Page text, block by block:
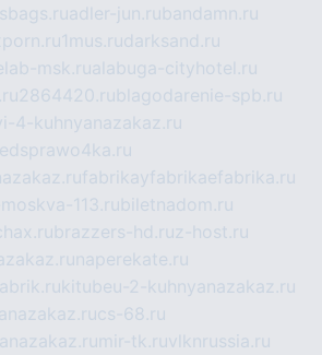
adler-jun.rubandamn.ru
1mus.rudarksand.ru
msk.rualabuga-cityhotel.ru
2864420.rublagodarenie-spb.ru
4-kuhnyanazakaz.ru
fabrikayfabrikaefabrika.ru
113.rubiletnadom.ru
brazzers-hd.ruz-host.ru
naperekate.ru
kitubeu-2-kuhnyanazakaz.ru
cs-68.ru
mir-tk.ruvlknrussia.ru